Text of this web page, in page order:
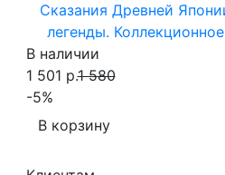
Сказания Древней
легенды.
В наличии
1 501 р.1 580
-5%
В корзину